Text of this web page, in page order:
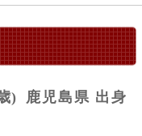
) 鹿児島県 出身